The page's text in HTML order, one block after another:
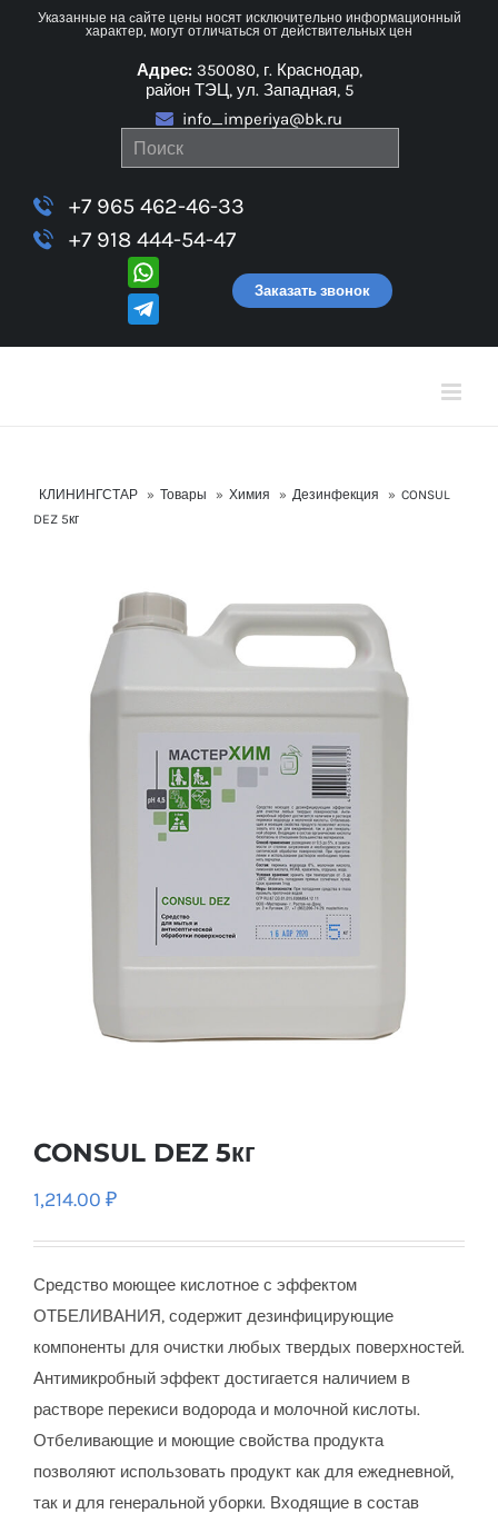
Указанные на cайте цены носят исключительно информационный
характер, могут отличаться от действительных цен
Адрес:350080, г. Краснодар,
район ТЭЦ, ул. Западная, 5
info_imperiya@bk.ru
+7 965 462-46-33
+7 918 444-54-47
Заказать звонок
КЛИНИНГСТАР » Товары » Химия » Дезинфекция » CONSUL
DEZ 5кг
CONSUL DEZ 5кг
1,214.00 ₽
Средство моющее кислотное с эффектом
ОТБЕЛИВАНИЯ, содержит дезинфицирующие
компоненты для очистки любых твердых поверхностей.
Антимикробный эффект достигается наличием в
растворе перекиси водорода и молочной кислоты.
Отбеливающие и моющие свойства продукта
позволяют использовать продукт как для ежедневной,
так и для генеральной уборки. Входящие в состав